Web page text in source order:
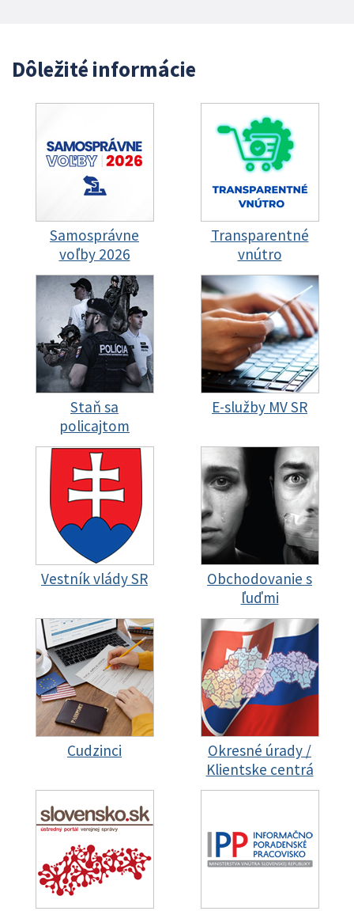
Dôležité informácie
Samosprávne
voľby 2026
Transparentné
vnútro
Staň sa
policajtom
E-služby MV SR
Vestník vlády SR
Obchodovanie s
ľuďmi
Cudzinci
Okresné úrady /
Klientske centrá